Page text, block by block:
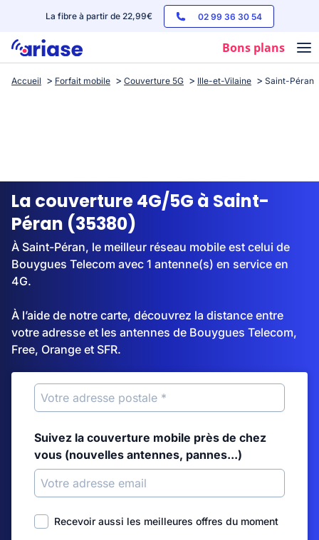
La fibre à partir de 22,99€ 02 99 36 30 54
Bons plans
Box internet
Streaming
Accueil Forfait mobile Couverture 5G Ille-et-Vilaine Saint-Péran
La couverture 4G/5G à Saint-
Péran (35380)
À Saint-Péran, le meilleur réseau mobile est celui de
Bouygues Telecom avec 1 antenne(s) en service en
4G.
À l’aide de notre carte, découvrez la distance entre
votre adresse et les antennes de Bouygues Telecom,
Free, Orange et SFR.
Suivez la couverture mobile près de chez
vous (nouvelles antennes, pannes...)
Recevoir aussi les meilleures offres du moment